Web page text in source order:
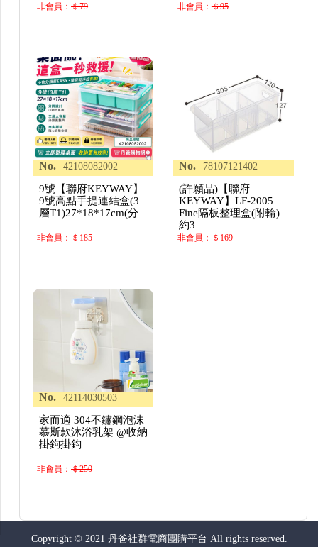
非會員：＄79 非會員：＄95
No. 42108082002
9號【聯府KEYWAY】
9號高點手提連結盒(3
層T1)27*18*17cm(分
非會員：＄185
No. 78107121402
(許願品)【聯府
KEYWAY】LF-2005
Fine隔板整理盒(附輪)
約3
非會員：＄169
No. 42114030503
家而適 304不鏽鋼泡沫
慕斯款沐浴乳架 @收納
掛鉤掛鈎
非會員：＄250
Copyright © 2021 丹爸社群電商團購平台 All rights reserved.